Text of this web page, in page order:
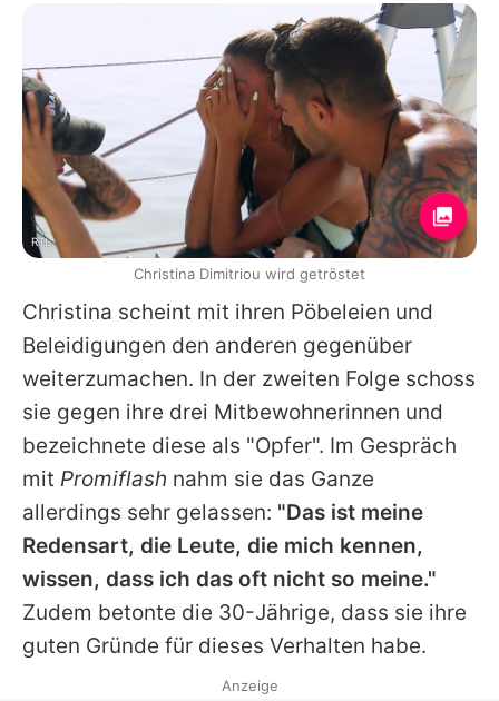
Christina scheint mit ihren Pöbeleien und
Beleidigungen den anderen gegenüber
weiterzumachen. In der zweiten Folge schoss
sie gegen ihre drei Mitbewohnerinnen und
bezeichnete diese als "Opfer". Im Gespräch
mit Promiflash nahm sie das Ganze
allerdings sehr gelassen: "Das ist meine
Redensart, die Leute, die mich kennen,
wissen, dass ich das oft nicht so meine."
Zudem betonte die 30-Jährige, dass sie ihre
guten Gründe für dieses Verhalten habe.
RTL
Christina Dimitriou wird getröstet
Anzeige